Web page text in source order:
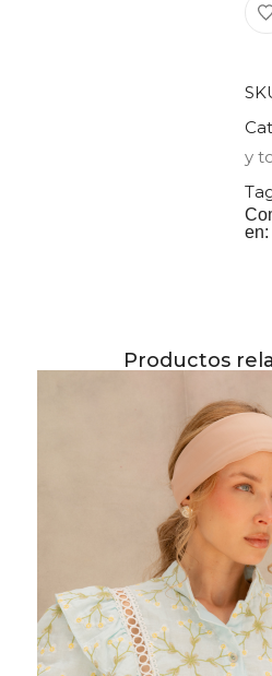
y
en:
Productos